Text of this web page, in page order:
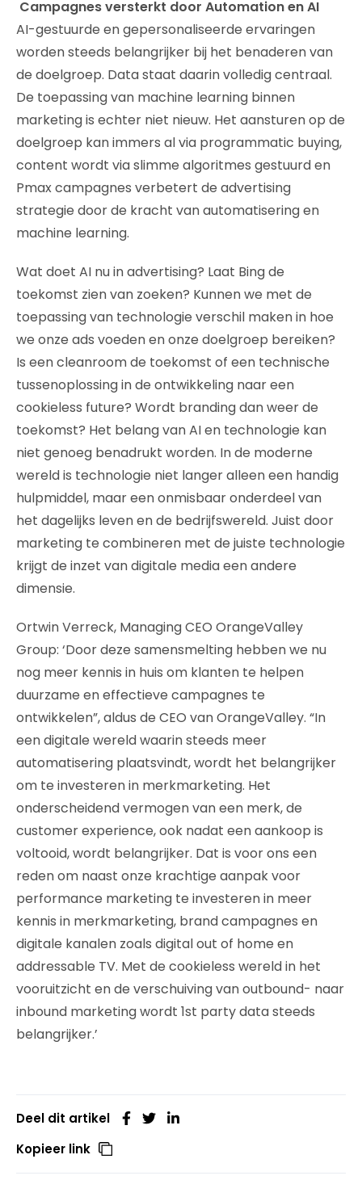
Campagnes versterkt door Automation en AI
AI-gestuurde en gepersonaliseerde ervaringen
worden steeds belangrijker bij het benaderen van
de doelgroep. Data staat daarin volledig centraal.
De toepassing van machine learning binnen
marketing is echter niet nieuw. Het aansturen op de
doelgroep kan immers al via programmatic buying,
content wordt via slimme algoritmes gestuurd en
Pmax campagnes verbetert de advertising
strategie door de kracht van automatisering en
machine learning.
Wat doet AI nu in advertising? Laat Bing de
toekomst zien van zoeken? Kunnen we met de
toepassing van technologie verschil maken in hoe
we onze ads voeden en onze doelgroep bereiken?
Is een cleanroom de toekomst of een technische
tussenoplossing in de ontwikkeling naar een
cookieless future? Wordt branding dan weer de
toekomst? Het belang van AI en technologie kan
niet genoeg benadrukt worden. In de moderne
wereld is technologie niet langer alleen een handig
hulpmiddel, maar een onmisbaar onderdeel van
het dagelijks leven en de bedrijfswereld. Juist door
marketing te combineren met de juiste technologie
krijgt de inzet van digitale media een andere
dimensie.
Ortwin Verreck, Managing CEO OrangeValley
Group: ‘Door deze samensmelting hebben we nu
nog meer kennis in huis om klanten te helpen
duurzame en effectieve campagnes te
ontwikkelen”, aldus de CEO van OrangeValley. “In
een digitale wereld waarin steeds meer
automatisering plaatsvindt, wordt het belangrijker
om te investeren in merkmarketing. Het
onderscheidend vermogen van een merk, de
customer experience, ook nadat een aankoop is
voltooid, wordt belangrijker. Dat is voor ons een
reden om naast onze krachtige aanpak voor
performance marketing te investeren in meer
kennis in merkmarketing, brand campagnes en
digitale kanalen zoals digital out of home en
addressable TV. Met de cookieless wereld in het
vooruitzicht en de verschuiving van outbound- naar
inbound marketing wordt 1st party data steeds
belangrijker.’
Deel dit artikel
Kopieer link